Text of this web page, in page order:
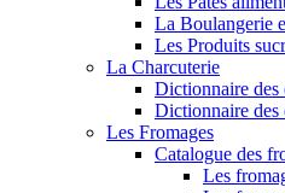
La Boulangerie
Les Produits
La Charcuterie
Dictionnaire des
Dictionnaire des
Les Fromages
Catalogue des
Les